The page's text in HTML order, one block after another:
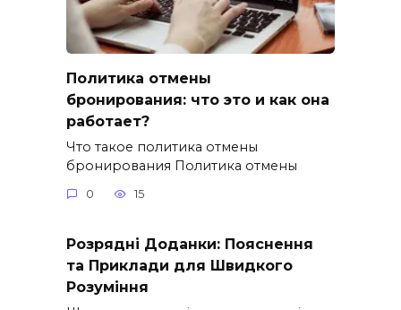
Политика отмены
бронирования: что это и как она
работает?
Что такое политика отмены
бронирования Политика отмены
0 15
Розрядні Доданки: Пояснення
та Приклади для Швидкого
Розуміння